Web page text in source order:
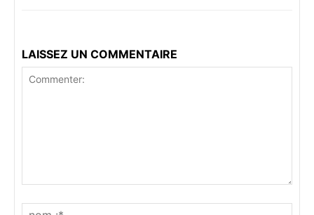
LAISSEZ UN COMMENTAIRE